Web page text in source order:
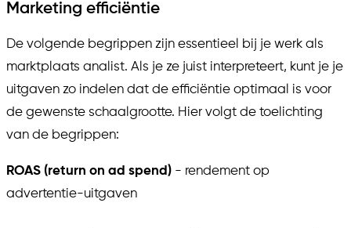
Marketing efficiëntie
De volgende begrippen zijn essentieel bij je werk als
marktplaats analist. Als je ze juist interpreteert, kunt je je
uitgaven zo indelen dat de efficiëntie optimaal is voor
de gewenste schaalgrootte. Hier volgt de toelichting
van de begrippen:
ROAS (return on ad spend) - rendement op
advertentie-uitgaven